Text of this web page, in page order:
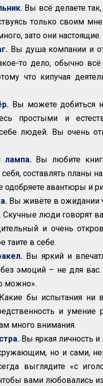
Вы всё делаете
только своим
зато они настоящие.
Вы душа компании и
то дело, обычно
что кипучая
Вы можете добиться
простыми и
людей. Вы очень
лампа. Вы любите
составлять планы
одобряете авантюры и
Вы живёте в ожидании
Скучные люди говорят
и очень
таите в себе.
Вы яркий и
эмоций – не для
можно».
Какие бы испытания ни
и
много внимания.
Вы яркая личность
но и сами,
выглядите «с
вами любовались